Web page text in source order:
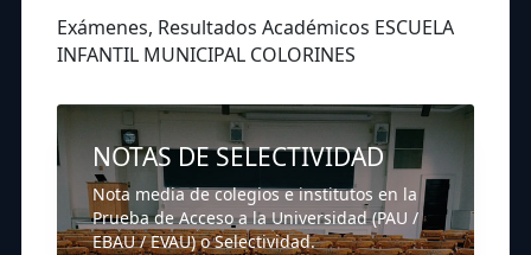
Exámenes, Resultados Académicos ESCUELA
INFANTIL MUNICIPAL COLORINES
NOTAS DE SELECTIVIDAD
Nota media de colegios e institutos en la
Prueba de Acceso a la Universidad (PAU /
EBAU / EVAU) o Selectividad.